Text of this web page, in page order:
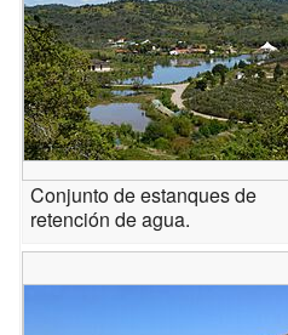
Conjunto de estanques de
retención de agua.